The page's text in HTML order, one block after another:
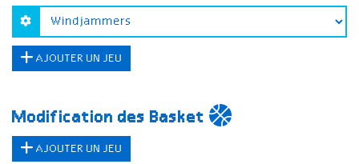
AJOUTER UN JEU
Modification des Basket
AJOUTER UN JEU